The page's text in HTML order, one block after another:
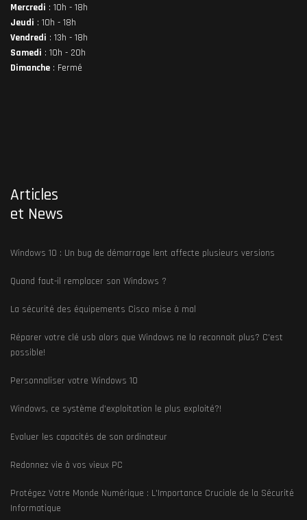
Mercredi : 10h - 18h
Jeudi : 10h - 18h
Vendredi : 13h - 18h
Samedi : 10h - 20h
Dimanche : Fermé
Articles
et News
Windows 10 : Un bug de démarrage lent affecte plusieurs versions
Quand faut-il remplacer son Windows ?
La sécurité des équipements Cisco mise à mal
Réparer votre clé usb alors que Windows ne la reconnait plus? C'est
possible!
Personnaliser votre Windows 10
Windows, ce système d'exploitation le plus exploité?!
Evaluer les capacités de son ordinateur
Redonnez vie à vos vieux PC
Protégez Votre Monde Numérique : L'Importance Cruciale de la Sécurité
Informatique